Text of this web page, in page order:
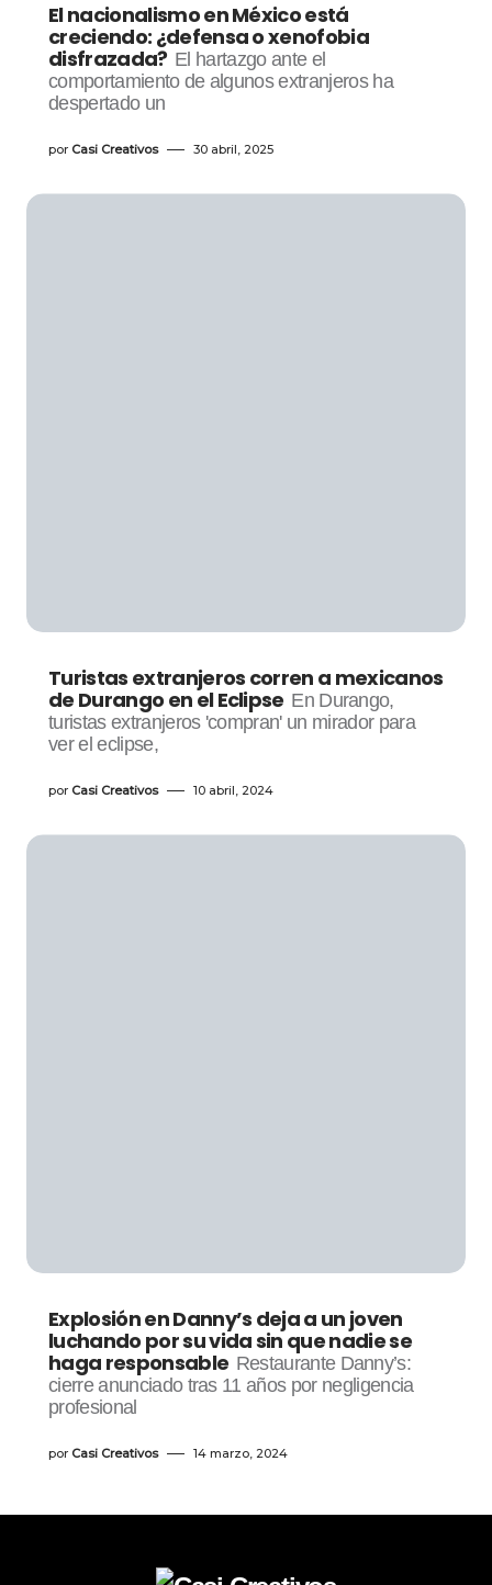
El nacionalismo en México está
creciendo: ¿defensa o xenofobia
disfrazada? El hartazgo ante el
comportamiento de algunos extranjeros ha
despertado un
por Casi Creativos 30 abril, 2025
Turistas extranjeros corren a mexicanos
de Durango en el Eclipse En Durango,
turistas extranjeros 'compran' un mirador para
ver el eclipse,
por Casi Creativos 10 abril, 2024
Explosión en Danny’s deja a un joven
luchando por su vida sin que nadie se
haga responsable Restaurante Danny’s:
cierre anunciado tras 11 años por negligencia
profesional
por Casi Creativos 14 marzo, 2024